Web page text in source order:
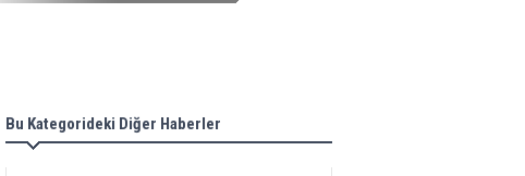
Bu Kategorideki Diğer Haberler